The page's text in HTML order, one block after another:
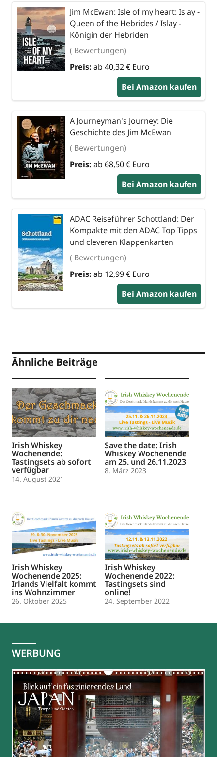
Jim McEwan: Isle of my heart: Islay -
Queen of the Hebrides / Islay -
Königin der Hebriden
( Bewertungen)
Preis: ab 40,32 € Euro
Bei Amazon kaufen
A Journeyman's Journey: Die
Geschichte des Jim McEwan
( Bewertungen)
Preis: ab 68,50 € Euro
Bei Amazon kaufen
ADAC Reiseführer Schottland: Der
Kompakte mit den ADAC Top Tipps
und cleveren Klappenkarten
( Bewertungen)
Preis: ab 12,99 € Euro
Bei Amazon kaufen
Ähnliche Beiträge
Irish Whiskey
Wochenende:
Tastingsets ab sofort
verfügbar
14. August 2021
Save the date: Irish
Whiskey Wochenende
am 25. und 26.11.2023
8. März 2023
Irish Whiskey
Wochenende 2025:
Irlands Vielfalt kommt
ins Wohnzimmer
26. Oktober 2025
Irish Whiskey
Wochenende 2022:
Tastingsets sind
online!
24. September 2022
WERBUNG